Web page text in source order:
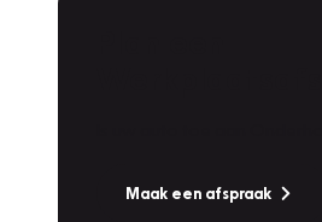
Maak een afspraak